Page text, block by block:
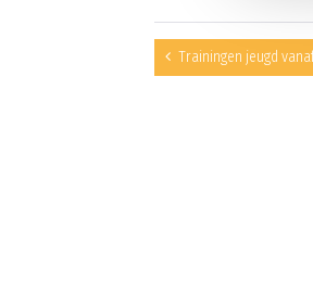
Trainingen jeugd